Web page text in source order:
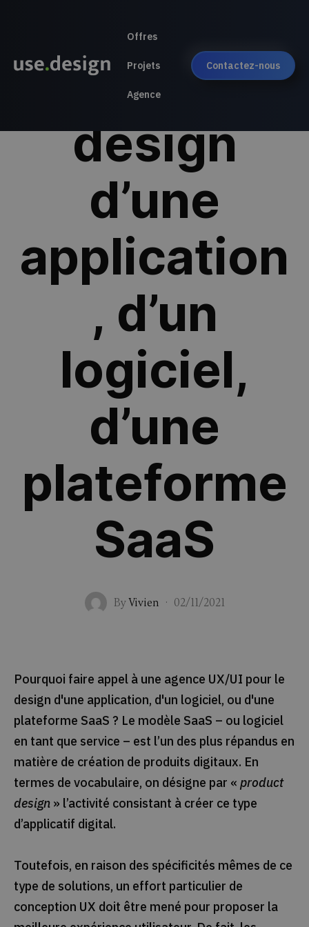
Offres
Projets
Agence
Contactez-nous
UX/UI : le
design
d’une
application
, d’un
logiciel,
d’une
plateforme
SaaS
ByVivien · 02/11/2021
Pourquoi faire appel à une agence UX/UI pour le
design d'une application, d'un logiciel, ou d'une
plateforme SaaS ? Le modèle SaaS – ou logiciel
en tant que service – est l’un des plus répandus en
matière de création de produits digitaux. En
termes de vocabulaire, on désigne par « product
design» l’activité consistant à créer ce type
d’applicatif digital.
Toutefois, en raison des spécificités mêmes de ce
type de solutions, un effort particulier de
conception UX doit être mené pour proposer la